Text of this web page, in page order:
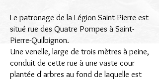
Le patronage de la Légion Saint-Pierre est
situé rue des Quatre Pompes à Saint-
Pierre-Quilbignon.
Une venelle, large de trois mètres à peine,
conduit de cette rue à une vaste cour
plantée d'arbres au fond de laquelle est